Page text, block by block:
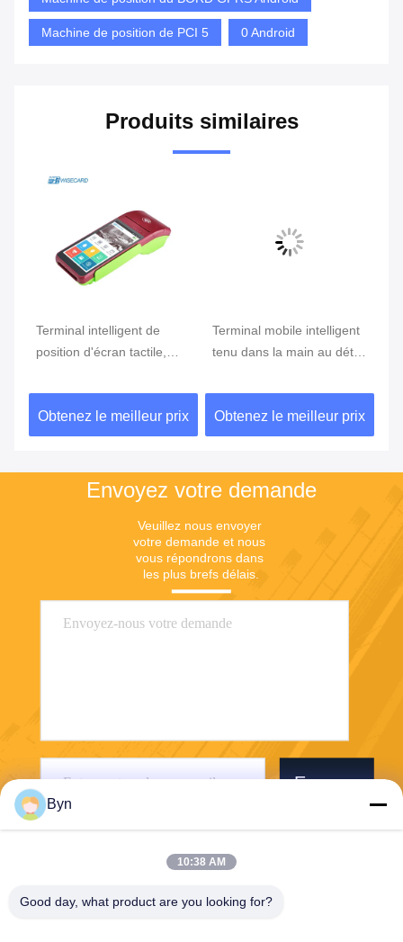
Machine de position de PCI 5 0 Android
Produits similaires
Terminal intelligent de
position d'écran tactile,
lecteur d'empreintes
digitales
Obtenez le meilleur prix
Terminal mobile intelligent
tenu dans la main au détail
Obtenez le meilleur prix
Envoyez votre demande
Veuillez nous envoyer
votre demande et nous
vous répondrons dans
les plus brefs délais.
Envoyer
Byn
10:38 AM
Good day, what product are you looking for?